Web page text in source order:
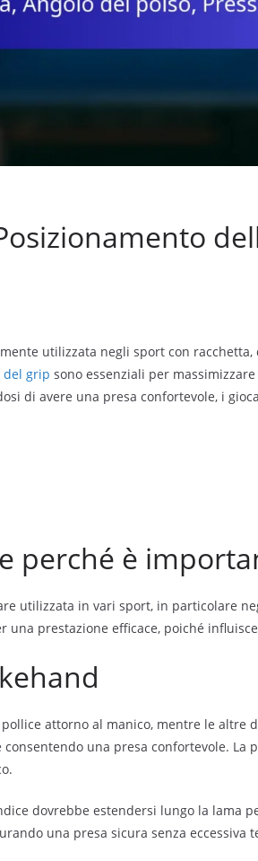
utilizzata negli sport con
del grip sono essenziali per
di avere una presa confortevole, i
perché è
utilizzata in vari sport, in particolare
prestazione efficace, poiché
attorno al manico, mentre le altre
una presa confortevole. La
dovrebbe estendersi lungo la
una presa sicura senza eccessiva